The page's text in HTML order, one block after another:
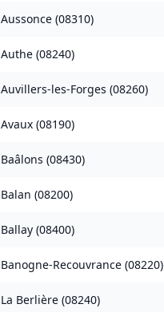
Aussonce (08310)
Authe (08240)
Auvillers-les-Forges (08260)
Avaux (08190)
Baâlons (08430)
Balan (08200)
Ballay (08400)
Banogne-Recouvrance (08220)
La Berlière (08240)